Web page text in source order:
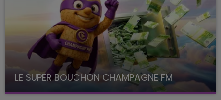
LE SUPER BOUCHON CHAMPAGNE FM
avec La Famille Champagne FM, à 8H10